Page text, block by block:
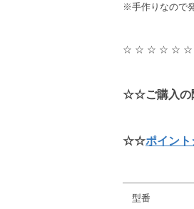
※手作りなので
☆ ☆ ☆ ☆ ☆
☆☆ご購入の
☆☆ポイント
型番